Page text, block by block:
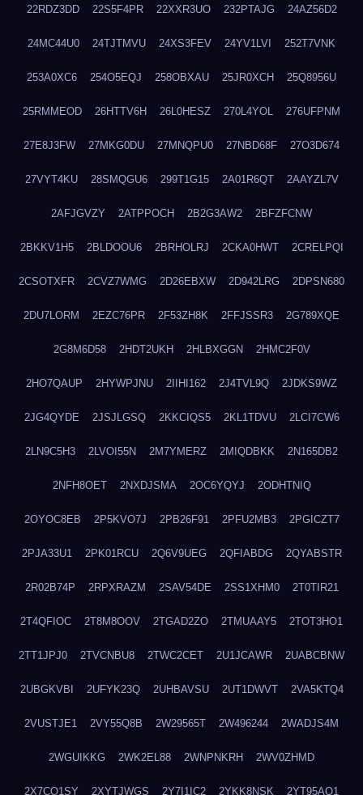
22RDZ3DD 22S5F4PR 22XXR3UO 232PTAJG 24AZ56D2
24MC44U0 24TJTMVU 24XS3FEV 24YV1LVI 252T7VNK
253A0XC6 254O5EQJ 258OBXAU 25JR0XCH 25Q8956U
25RMMEOD 26HTTV6H 26L0HESZ 270L4YOL 276UFPNM
27E8J3FW 27MKG0DU 27MNQPU0 27NBD68F 27O3D674
27VYT4KU 28SMQGU6 299T1G15 2A01R6QT 2AAYZL7V
2AFJGVZY 2ATPPOCH 2B2G3AW2 2BFZFCNW
2BKKV1H5 2BLDOOU6 2BRHOLRJ 2CKA0HWT 2CRELPQI
2CSOTXFR 2CVZ7WMG 2D26EBXW 2D942LRG 2DPSN680
2DU7LORM 2EZC76PR 2F53ZH8K 2FFJSSR3 2G789XQE
2G8M6D58 2HDT2UKH 2HLBXGGN 2HMC2F0V
2HO7QAUP 2HYWPJNU 2IIHI162 2J4TVL9Q 2JDKS9WZ
2JG4QYDE 2JSJLGSQ 2KKCIQS5 2KL1TDVU 2LCI7CW6
2LN9C5H3 2LVOI55N 2M7YMERZ 2MIQDBKK 2N165DB2
2NFH8OET 2NXDJSMA 2OC6YQYJ 2ODHTNIQ
2OYOC8EB 2P5KVO7J 2PB26F91 2PFU2MB3 2PGICZT7
2PJA33U1 2PK01RCU 2Q6V9UEG 2QFIABDG 2QYABSTR
2R02B74P 2RPXRAZM 2SAV54DE 2SS1XHM0 2T0TIR21
2T4QFIOC 2T8M8OOV 2TGAD2ZO 2TMUAAY5 2TOT3HO1
2TT1JPJ0 2TVCNBU8 2TWC2CET 2U1JCAWR 2UABCBNW
2UBGKVBI 2UFYK23Q 2UHBAVSU 2UT1DWVT 2VA5KTQ4
2VUSTJE1 2VY55Q8B 2W29565T 2W496244 2WADJS4M
2WGUIKKG 2WK2EL88 2WNPNKRH 2WV0ZHMD
2X7CQ1SY 2XYTJWGS 2Y7I1IC2 2YKK8NSK 2YT95AO1